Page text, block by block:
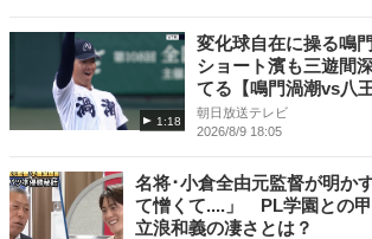
1:18
変化球自在に操る鳴
ショート濱も三遊間
てる【鳴門渦潮vs八
朝日放送テレビ
2026/8/9 18:05
名将･小倉全由元監督が明か
て憎くて....」 PL学園との
立浪和義の凄さとは？